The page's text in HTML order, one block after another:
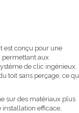
est conçu pour une
permettant aux
de clic ingénieux,
toit sans perçage, ce
sur des matériaux plus
efficace,